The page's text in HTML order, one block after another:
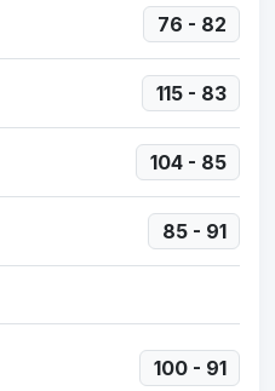
76 - 82
115 - 83
104 - 85
85 - 91
100 - 91